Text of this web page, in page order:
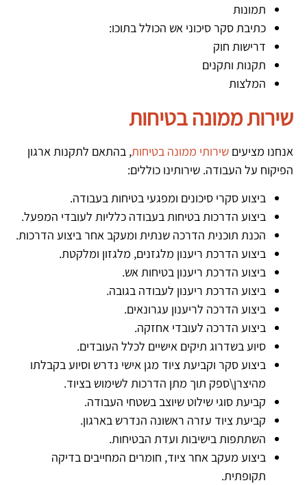
תמונות
כתיבת סקר סיכוני אש הכולל בתוכו:
דרישות חוק
תקנות ותקנים
המלצות
שירות ממונה בטיחות
אנחנו מציעים שירותי ממונה בטיחות, בהתאם לתקנות ארגון
הפיקוח על העבודה. שירותינו כוללים:
ביצוע סקרי סיכונים ומפגעי בטיחות בעבודה.
ביצוע הדרכות בטיחות בעבודה כלליות לעובדי המפעל.
הכנת תוכנית הדרכה שנתית ומעקב אחר ביצוע הדרכות.
ביצוע הדרכת ריענון מלגזנים, מלגזון ומלקטת.
ביצוע הדרכת ריענון בטיחות אש.
ביצוע הדרכת ריענון לעבודה בגובה.
ביצוע הדרכה לריענון עגרונאים.
ביצוע הדרכה לעובדי אחזקה.
סיוע בשדרוג תיקים אישיים לכלל העובדים.
ביצוע סקר וקביעת ציוד מגן אישי נדרש וסיוע בקבלתו
מהיצרן\ספק תוך מתן הדרכות לשימוש בציוד.
קביעת סוגי שילוט שיוצב בשטחי העבודה.
קביעת ציוד עזרה ראשונה הנדרש בארגון.
השתתפות בישיבות ועדת הבטיחות.
ביצוע מעקב אחר ציוד, חומרים המחייבים בדיקה
תקופתית.